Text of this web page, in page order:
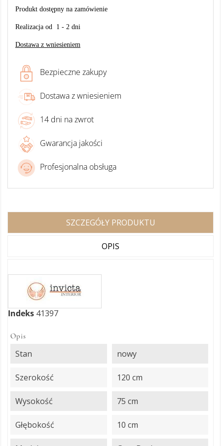
Produkt dostępny na zamówienie
Realizacja od 1 - 2 dni
Dostawa z wniesieniem
Bezpieczne zakupy
Dostawa z wniesieniem
14 dni na zwrot
Gwarancja jakości
Profesjonalna obsługa
SZCZEGÓŁY PRODUKTU
OPIS
Indeks 41397
Opis
Stan nowy
Szerokość 120 cm
Wysokość 75 cm
Głębokość 10 cm